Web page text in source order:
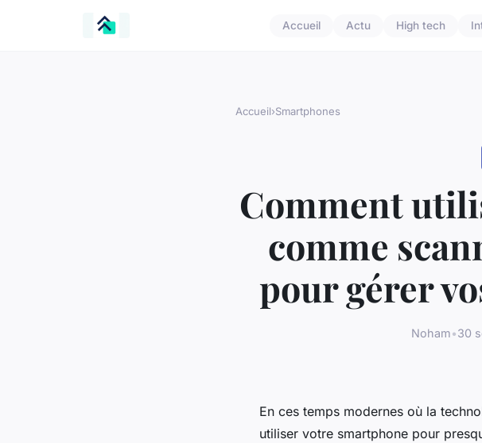
Accueil Actu High tech
Accueil›Smartphones
Comment
comme
pour gérer
Noham•30
En ces temps modernes où la
utiliser votre smartphone pour